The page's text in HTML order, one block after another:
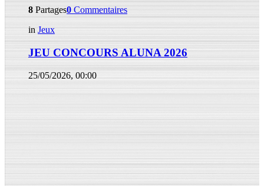
8 Partages0 Commentaires
in Jeux
JEU CONCOURS ALUNA 2026
25/05/2026, 00:00